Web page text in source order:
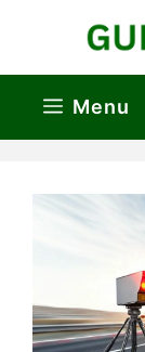
Menu